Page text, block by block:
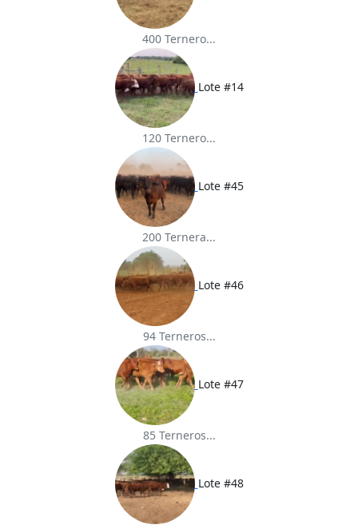
400 Ternero...
Lote #14
120 Ternero...
Lote #45
200 Ternera...
Lote #46
94 Terneros...
Lote #47
85 Terneros...
Lote #48